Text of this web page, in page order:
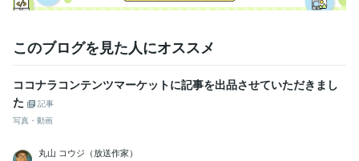
このブログを見た人にオススメ
ココナラコンテンツマーケットに記事を出品させていただきまし
た
記事
写真・動画
丸山 コウジ（放送作家）